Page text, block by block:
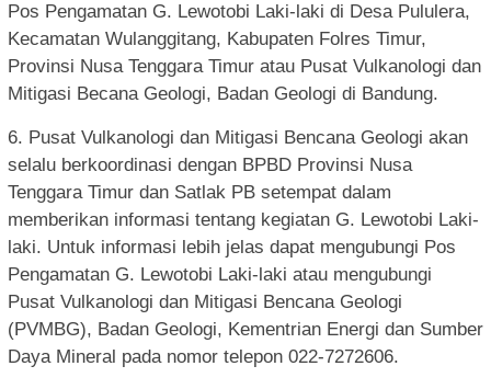
Pos Pengamatan G. Lewotobi Laki-laki di Desa Pululera,
Kecamatan Wulanggitang, Kabupaten Folres Timur,
Provinsi Nusa Tenggara Timur atau Pusat Vulkanologi dan
Mitigasi Becana Geologi, Badan Geologi di Bandung.
6. Pusat Vulkanologi dan Mitigasi Bencana Geologi akan
selalu berkoordinasi dengan BPBD Provinsi Nusa
Tenggara Timur dan Satlak PB setempat dalam
memberikan informasi tentang kegiatan G. Lewotobi Laki-
laki. Untuk informasi lebih jelas dapat mengubungi Pos
Pengamatan G. Lewotobi Laki-laki atau mengubungi
Pusat Vulkanologi dan Mitigasi Bencana Geologi
(PVMBG), Badan Geologi, Kementrian Energi dan Sumber
Daya Mineral pada nomor telepon 022-7272606.